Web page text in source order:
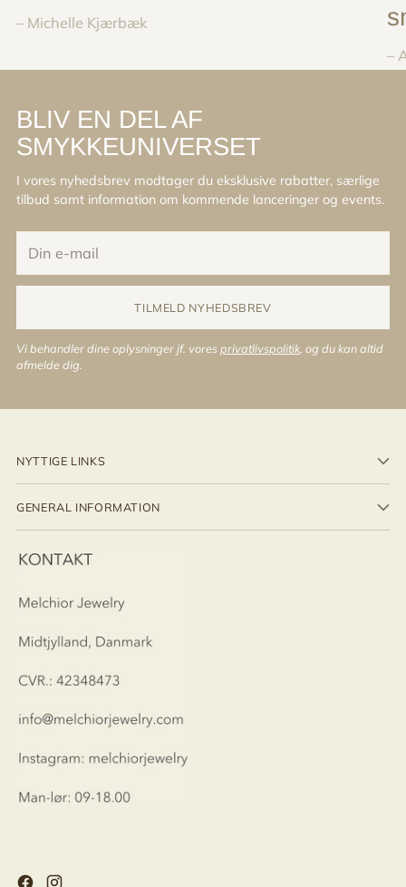
– Michelle Kjærbæk
–
BLIV EN DEL AF
SMYKKEUNIVERSET
I vores nyhedsbrev modtager du eksklusive rabatter, særlige
tilbud samt information om kommende lanceringer og events.
e-
mail
TILMELD NYHEDSBREV
Vi behandler dine oplysninger jf. voresprivatlivspolitik , og du kan altid
afmelde dig.
NYTTIGE LINKS
GENERAL INFORMATION